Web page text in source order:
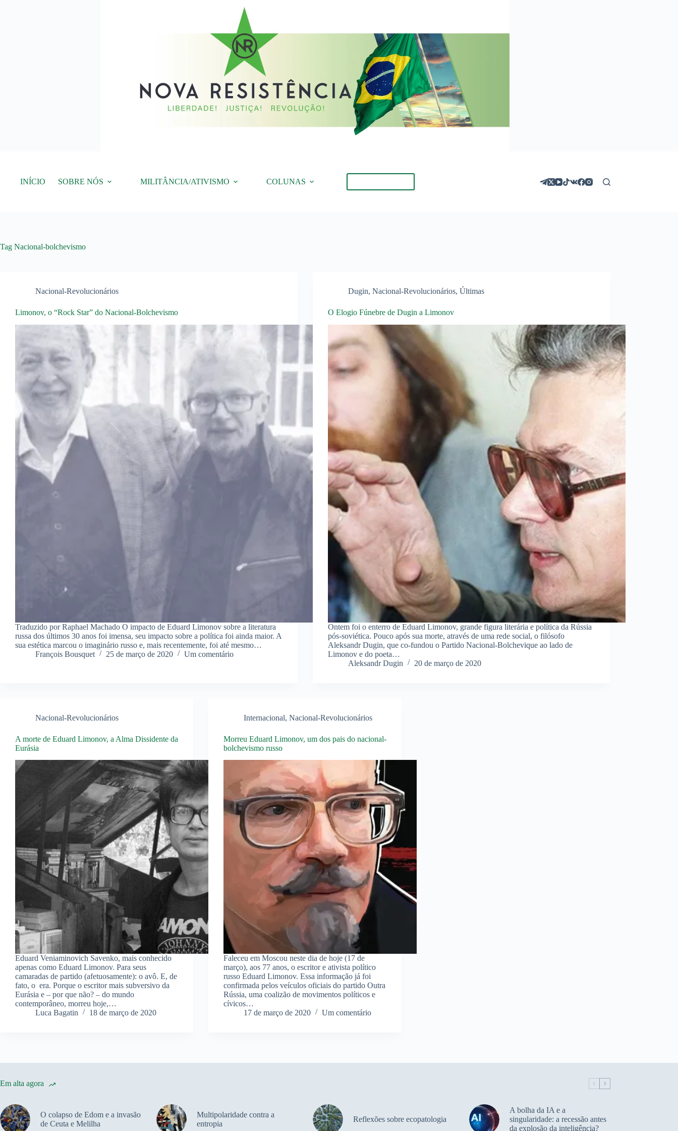
INÍCIO SOBRE NÓS MILITÂNCIA/ATIVISMO COLUNAS
Tag Nacional-bolchevismo
Nacional-Revolucionários
Limonov, o “Rock Star” do Nacional-Bolchevismo
Traduzido por Raphael Machado O impacto de Eduard Limonov sobre a literatura
russa dos últimos 30 anos foi imensa, seu impacto sobre a política foi ainda maior. A
sua estética marcou o imaginário russo e, mais recentemente, foi até mesmo…
François Bousquet
25 de março de 2020 Um comentário
Dugin, Nacional-Revolucionários, Últimas
O Elogio Fúnebre de Dugin a Limonov
Ontem foi o enterro de Eduard Limonov, grande figura literária e política da Rússia
pós-soviética. Pouco após sua morte, através de uma rede social, o filósofo
Aleksandr Dugin, que co-fundou o Partido Nacional-Bolchevique ao lado de
Limonov e do poeta…
Aleksandr Dugin
20 de março de 2020
Nacional-Revolucionários
A morte de Eduard Limonov, a Alma Dissidente da
Eurásia
Eduard Veniaminovich Savenko, mais conhecido
apenas como Eduard Limonov. Para seus
camaradas de partido (afetuosamente): o avô. E, de
fato, o era. Porque o escritor mais subversivo da
Eurásia e – por que não? – do mundo
contemporâneo, morreu hoje,…
Luca Bagatin
18 de março de 2020
Internacional,Nacional-Revolucionários
Morreu Eduard Limonov, um dos pais do nacional-
bolchevismo russo
Faleceu em Moscou neste dia de hoje (17 de
março), aos 77 anos, o escritor e ativista político
russo Eduard Limonov. Essa informação já foi
confirmada pelos veículos oficiais do partido Outra
Rússia, uma coalizão de movimentos políticos e
cívicos…
17 de março de 2020
Um comentário
Em alta agora
O colapso de Edom e a invasão
de Ceuta e Melilha
Multipolaridade contra a
entropia
Reflexões sobre ecopatologia
A bolha da IA e a
singularidade: a recessão antes
da explosão da inteligência?